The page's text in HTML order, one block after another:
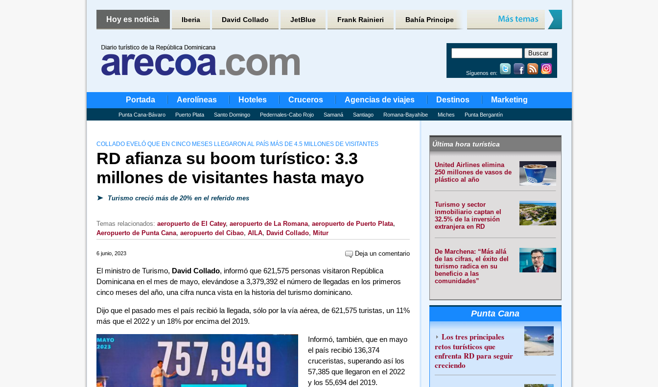
Hoy es noticia Iberia David Collado JetBlue Frank Rainieri Bahía Principe
Síguenos en:
Portada Aerolíneas Hoteles Cruceros Agencias de viajes Destinos Marketing
Punta Cana-Bávaro Puerto Plata Santo Domingo Pedernales-Cabo Rojo Samaná Santiago Romana-Bayahíbe Miches Punta Bergantín
COLLADO EVELÓ QUE EN CINCO MESES LLEGARON AL PAÍS MÁS DE 4.5 MILLONES DE VISITANTES
RD afianza su boom turístico: 3.3
millones de visitantes hasta mayo
Turismo creció más de 20% en el referido mes
Temas relacionados: aeropuerto de El Catey, aeropuerto de La Romana, aeropuerto de Puerto Plata,
Aeropuerto de Punta Cana, aeropuerto del Cibao, AILA, David Collado, Mitur
6 junio, 2023 Deja un comentario
El ministro de Turismo, David Collado, informó que 621,575 personas visitaron República
Dominicana en el mes de mayo, elevándose a 3,379,392 el número de llegadas en los primeros
cinco meses del año, una cifra nunca vista en la historia del turismo dominicano.
Dijo que el pasado mes el país recibió la llegada, sólo por la vía aérea, de 621,575 turistas, un 11%
más que el 2022 y un 18% por encima del 2019.
Informó, también, que en mayo
el país recibió 136,374
cruceristas, superando así los
57,385 que llegaron en el 2022
y los 55,694 del 2019.
Última hora turística
United Airlines elimina
250 millones de vasos de
plástico al año
Turismo y sector
inmobiliario captan el
32.5% de la inversión
extranjera en RD
De Marchena: “Más allá
de las cifras, el éxito del
turismo radica en su
beneficio a las
comunidades”
Punta Cana
Los tres principales
retos turísticos que
enfrenta RD para seguir
creciendo